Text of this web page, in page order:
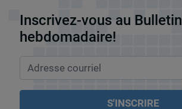
Inscrivez-vous au Bulletin
hebdomadaire!